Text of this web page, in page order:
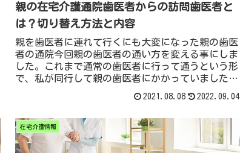
親の在宅介護通院歯医者からの訪問歯医者と
は？切り替え方法と内容
親を歯医者に連れて行くにも大変になった親の歯医
者の通院今回親の歯医者の通い方を変える事にしま
した。これまで通常の歯医者に行って通うという形
で、私が同行して親の歯医者にかかっていました。
に動けなかったり、外に連れ出すだけでも大変にな
2021.08.08 2022.09.04
在宅介護情報